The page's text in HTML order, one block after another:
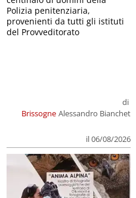
Brissogne
di
Alessandro Bianchet
il 06/08/2026
Polizia penitenziaria,
provenienti da tutti gli istituti
del Provveditorato